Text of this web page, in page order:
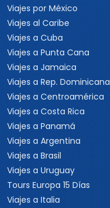
Viajes por México
Viajes al Caribe
Viajes a Cuba
Viajes a Punta Cana
Viajes a Jamaica
Viajes a Rep. Dominicana
Viajes a Centroamérica
Viajes a Costa Rica
Viajes a Panamá
Viajes a Argentina
Viajes a Brasil
Viajes a Uruguay
Tours Europa 15 Días
Viajes a Italia